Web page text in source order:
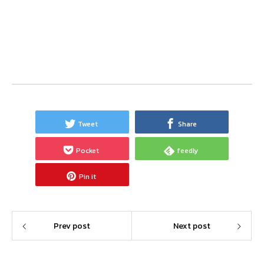
Tweet Share
Pocket feedly
Pin it
Prev post Next post